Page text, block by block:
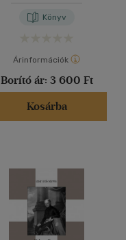
Könyv
Árinformációk
Borító ár: 3 600 Ft
Kosárba